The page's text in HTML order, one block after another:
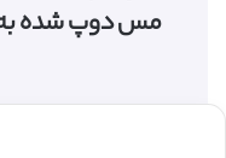
مس دوپ شده